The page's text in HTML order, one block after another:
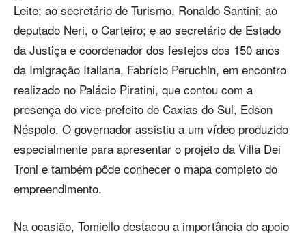
Leite; ao secretário de Turismo, Ronaldo Santini; ao
deputado Neri, o Carteiro; e ao secretário de Estado
da Justiça e coordenador dos festejos dos 150 anos
da Imigração Italiana, Fabrício Peruchin, em encontro
realizado no Palácio Piratini, que contou com a
presença do vice-prefeito de Caxias do Sul, Edson
Néspolo. O governador assistiu a um vídeo produzido
especialmente para apresentar o projeto da Villa Dei
Troni e também pôde conhecer o mapa completo do
empreendimento.
Na ocasião, Tomiello destacou a importância do apoio